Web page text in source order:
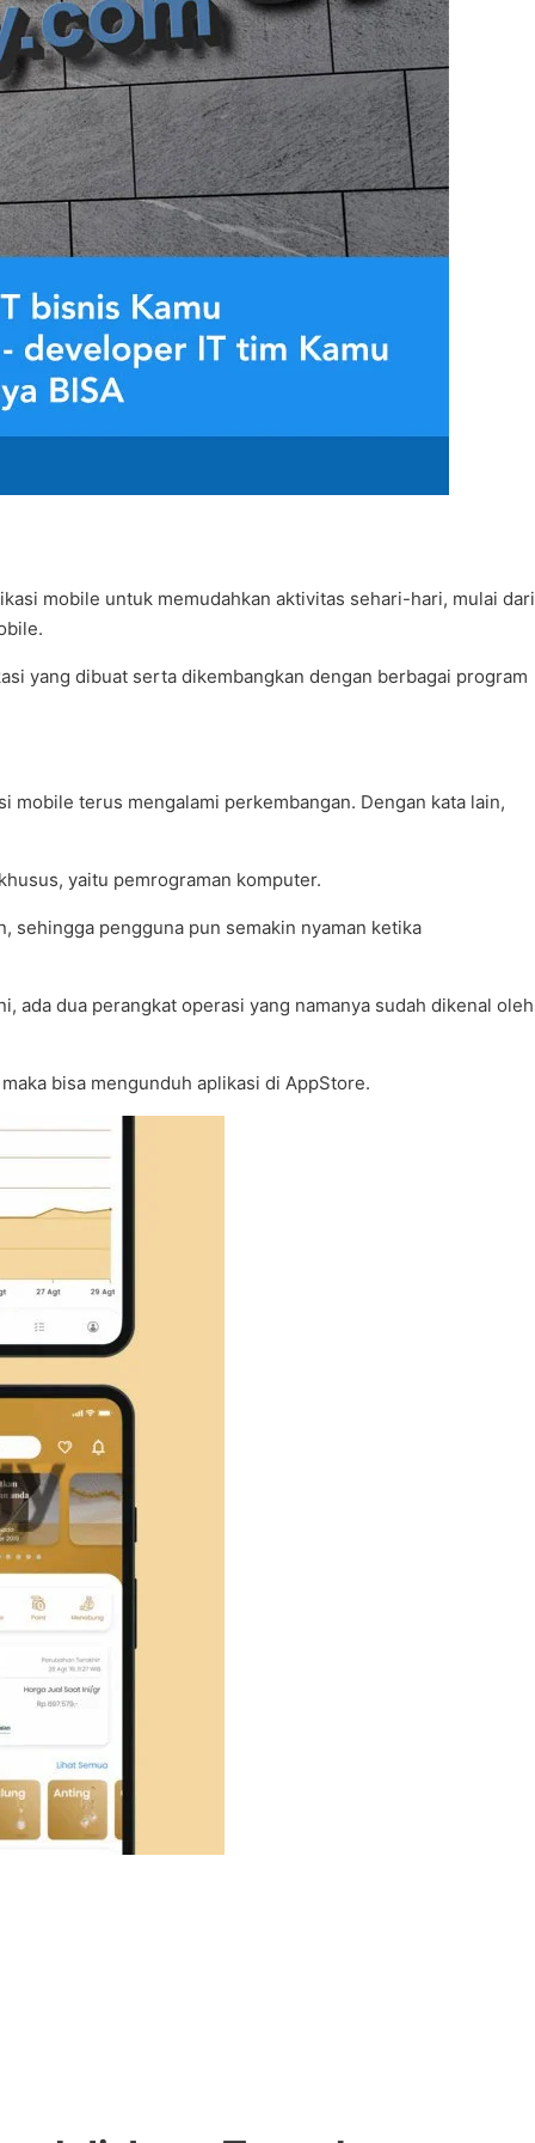
mobile untuk memudahkan aktivitas sehari-hari, mulai dari
yang dibuat serta dikembangkan dengan berbagai program
terus mengalami perkembangan. Dengan kata lain,
yaitu pemrograman komputer.
sehingga pengguna pun semakin nyaman ketika
dua perangkat operasi yang namanya sudah dikenal oleh
bisa mengunduh aplikasi di AppStore.